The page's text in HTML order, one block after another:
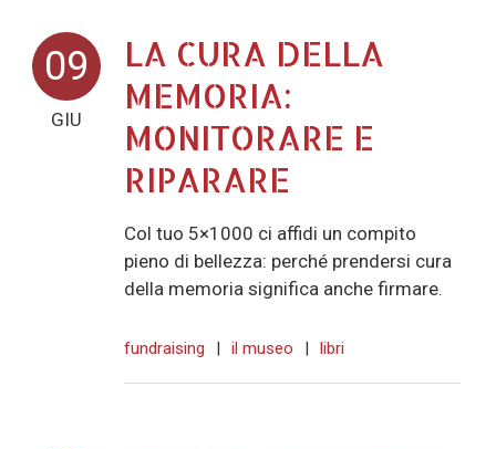
09
GIU
LA CURA DELLA
MEMORIA:
MONITORARE E
RIPARARE
Col tuo 5×1000 ci affidi un compito
pieno di bellezza: perché prendersi cura
della memoria significa anche firmare.
fundraising | il museo | libri